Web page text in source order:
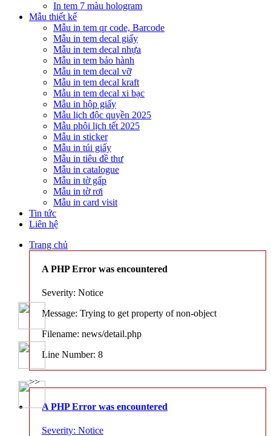
In tem 7 màu hologram
Mẫu thiết kế
Mẫu in tem qr code, Barcode
Mẫu in tem decal giấy
Mẫu in tem decal nhựa
Mẫu in tem bảo hành
Mẫu in tem decal vỡ
Mẫu in tem decal kraft
Mẫu in tem decal xi bạc
Mẫu in hộp giấy
Mẫu lịch độc quyền 2025
Mẫu phôi lịch tết 2025
Mẫu in sticker
Mẫu in túi giấy
Mẫu in tiêu đề thư
Mẫu in catalogue
Mẫu in tờ gấp
Mẫu in tờ rơi
Mẫu in card visit
Tin tức
Liên hệ
Trang chủ
A PHP Error was encountered
Severity: Notice
Message: Trying to get property of non-object
Filename: news/detail.php
Line Number: 8
>>
A PHP Error was encountered
Severity: Notice